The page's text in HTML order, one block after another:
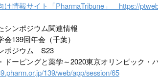
け情報サイト「PharmaTribune」 https://
シンポジウム関連情報
会139回年会（千葉）
ポジウム S23
ドーピングと薬学～2020東京オリンピック
139/web/app/session/65